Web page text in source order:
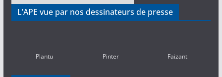
ACTIVITES
PASSEES
L’APE vue par nos dessinateurs de presse
Plantu Pinter Faizant